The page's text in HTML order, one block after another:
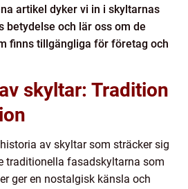
artikel dyker vi in i skyltarnas
betydelse och lär oss om de
finns tillgängliga för företag och
skyltar: Tradition
av skyltar som sträcker sig
traditionella fasadskyltarna som
ger en nostalgisk känsla och